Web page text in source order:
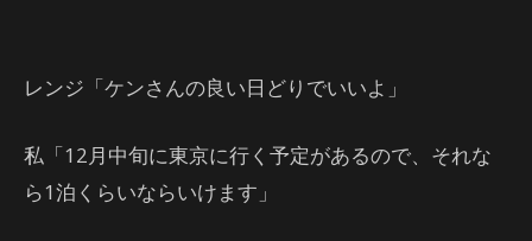
レンジ「ケンさんの良い日どりでいいよ」
私「12月中旬に東京に行く予定があるので、それな
ら1泊くらいならいけます」